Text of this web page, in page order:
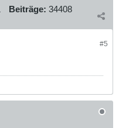
Beiträge: 34408
#5